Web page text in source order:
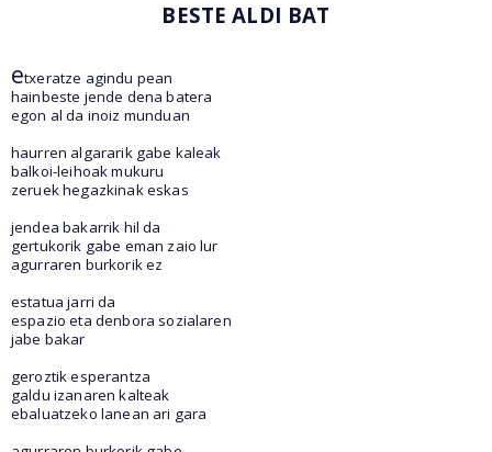
BESTE ALDI BAT
etxeratze agindu pean
hainbeste jende dena batera
egon al da inoiz munduan
haurren algararik gabe kaleak
balkoi-leihoak mukuru
zeruek hegazkinak eskas
jendea bakarrik hil da
gertukorik gabe eman zaio lur
agurraren burkorik ez
estatua jarri da
espazio eta denbora sozialaren
jabe bakar
geroztik esperantza
galdu izanaren kalteak
ebaluatzeko lanean ari gara